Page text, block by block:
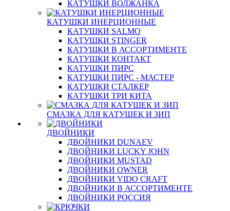
КАТУШКИ ВОЛЖАНКА
КАТУШКИ ИНЕРЦИОННЫЕ
КАТУШКИ SALMO
КАТУШКИ STINGER
КАТУШКИ В АССОРТИМЕНТЕ
КАТУШКИ КОНТАКТ
КАТУШКИ ПИРС
КАТУШКИ ПИРС - МАСТЕР
КАТУШКИ СТАЛКЕР
КАТУШКИ ТРИ КИТА
СМАЗКА ДЛЯ КАТУШЕК И ЗИП
ДВОЙНИКИ
ДВОЙНИКИ DUNAEV
ДВОЙНИКИ LUCKY JOHN
ДВОЙНИКИ MUSTAD
ДВОЙНИКИ OWNER
ДВОЙНИКИ VIDO CRAFT
ДВОЙНИКИ В АССОРТИМЕНТЕ
ДВОЙНИКИ РОССИЯ